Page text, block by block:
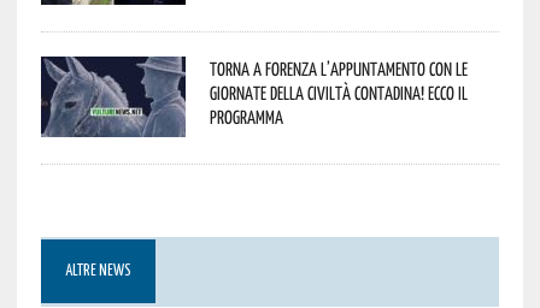
Torna a Forenza l’appuntamento con le
Giornate della Civiltà Contadina! Ecco il
programma
ALTRE NEWS